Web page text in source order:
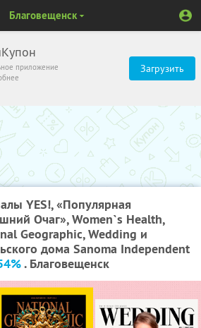
приложение
Загрузить
Благовещенск
YES!, «Популярная
Очаг», Women`s Health,
Geographic, Wedding и
дома Sanoma Independent
. Благовещенск